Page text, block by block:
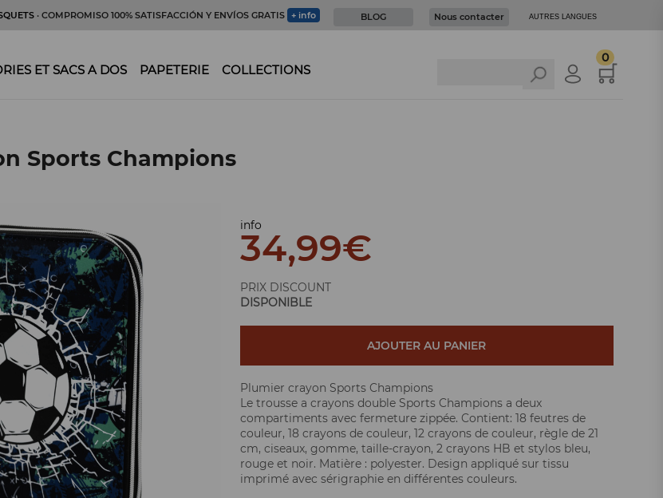
· COMPROMISO 100% SATISFACCIÓN Y ENVÍOS GRATIS + info BLOG Nous contacter AUTRES LANGUES
ET SACS A DOS PAPETERIE COLLECTIONS
0
Sports Champions
info
34,99€
PRIX DISCOUNT
DISPONIBLE
AJOUTER AU PANIER
Plumier crayon Sports Champions
Le trousse a crayons double Sports Champions a deux
compartiments avec fermeture zippée. Contient: 18 feutres de
couleur, 18 crayons de couleur, 12 crayons de couleur, règle de 21
cm, ciseaux, gomme, taille-crayon, 2 crayons HB et stylos bleu,
rouge et noir. Matière : polyester. Design appliqué sur tissu
imprimé avec sérigraphie en différentes couleurs.